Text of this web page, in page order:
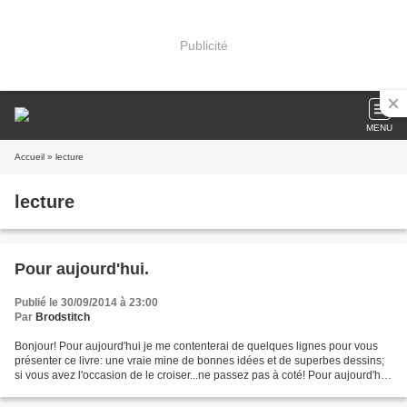
Publicité
MENU
Accueil » lecture
lecture
Pour aujourd'hui.
Publié le 30/09/2014 à 23:00
Par Brodstitch
Bonjour! Pour aujourd'hui je me contenterai de quelques lignes pour vous
présenter ce livre: une vraie mine de bonnes idées et de superbes dessins;
si vous avez l'occasion de le croiser...ne passez pas à coté! Pour aujourd'hui